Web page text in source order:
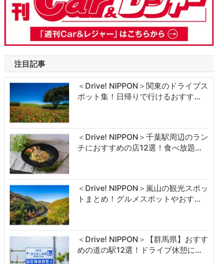
注目記事
＜Drive! NIPPON＞関東のドライブス
ポット集！日帰りで行けるおすす…
＜Drive! NIPPON＞千葉駅周辺のラン
チにおすすめの店12選！食べ放題…
＜Drive! NIPPON＞嵐山の観光スポッ
トまとめ！グルメスポットやおす…
＜Drive! NIPPON＞【群馬県】おすす
めの道の駅12選！ドライブ休憩に…